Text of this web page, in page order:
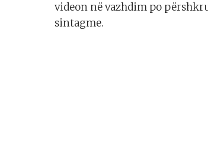
videon në vazhdim po
sintagme.